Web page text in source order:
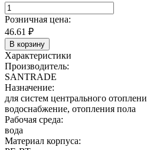
Розничная цена:
46.61 ₽
В корзину
Характеристики
Производитель:
SANTRADE
Назначение:
для систем центрального
водоснабжение, отопления пола
Рабочая среда:
вода
Материал корпуса: